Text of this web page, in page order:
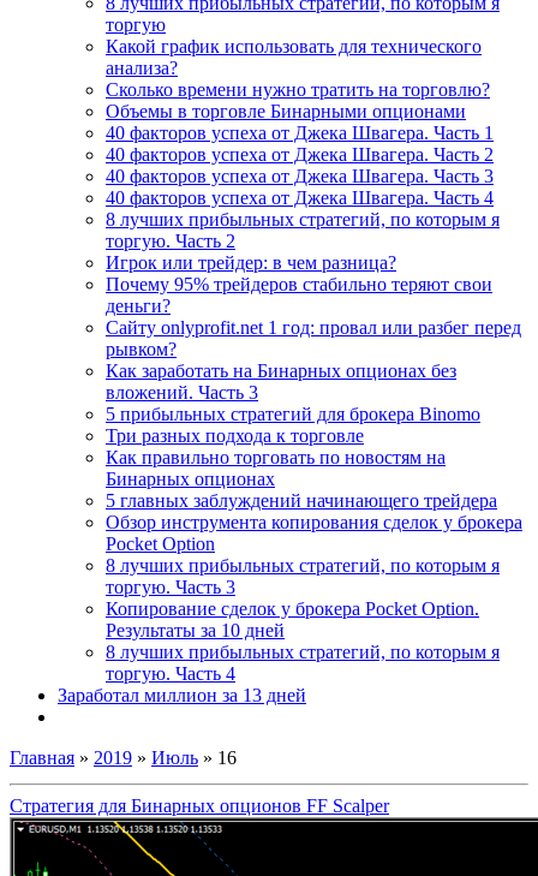
торгую
Какой график использовать для технического
анализа?
Сколько времени нужно тратить на торговлю?
Объемы в торговле Бинарными опционами
40 факторов успеха от Джека Швагера. Часть 1
40 факторов успеха от Джека Швагера. Часть 2
40 факторов успеха от Джека Швагера. Часть 3
40 факторов успеха от Джека Швагера. Часть 4
8 лучших прибыльных стратегий, по которым я
торгую. Часть 2
Игрок или трейдер: в чем разница?
Почему 95% трейдеров стабильно теряют свои
деньги?
Сайту onlyprofit.net 1 год: провал или разбег перед
рывком?
Как заработать на Бинарных опционах без
вложений. Часть 3
5 прибыльных стратегий для брокера Binomo
Три разных подхода к торговле
Как правильно торговать по новостям на
Бинарных опционах
5 главных заблуждений начинающего трейдера
Обзор инструмента копирования сделок у брокера
Pocket Option
8 лучших прибыльных стратегий, по которым я
торгую. Часть 3
Копирование сделок у брокера Pocket Option.
Результаты за 10 дней
8 лучших прибыльных стратегий, по которым я
торгую. Часть 4
Заработал миллион за 13 дней
Главная » 2019 » Июль » 16
Стратегия для Бинарных опционов FF Scalper